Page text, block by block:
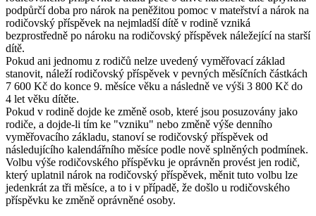
podpůrčí doba pro nárok na peněžitou pomoc v mateřství a nárok na
rodičovský příspěvek na nejmladší dítě v rodině vzniká
bezprostředně po nároku na rodičovský příspěvek náležející na starší
dítě.
Pokud ani jednomu z rodičů nelze uvedený vyměřovací základ
stanovit, náleží rodičovský příspěvek v pevných měsíčních částkách
7 600 Kč do konce 9. měsíce věku a následně ve výši 3 800 Kč do
4 let věku dítěte.
Pokud v rodině dojde ke změně osob, které jsou posuzovány jako
rodiče, a dojde-li tím ke "vzniku" nebo změně výše denního
vyměřovacího základu, stanoví se rodičovský příspěvek od
následujícího kalendářního měsíce podle nově splněných podmínek.
Volbu výše rodičovského příspěvku je oprávněn provést jen rodič,
který uplatnil nárok na rodičovský příspěvek, měnit tuto volbu lze
jedenkrát za tři měsíce, a to i v případě, že došlo u rodičovského
příspěvku ke změně oprávněné osoby.